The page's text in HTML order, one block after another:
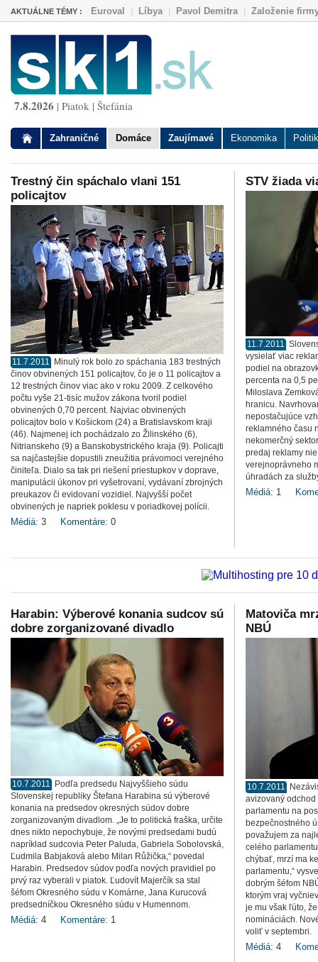
AKTUÁLNE TÉMY : Euroval Líbya| Pavol Demitra| Založenie
7.8.2026 | Piatok | Štefánia
Zahraničné Domáce Zaujímavé Ekonomika
Trestný čin spáchalo vlani 151
policajtov
11.7.2011
Minulý rok bolo zo spáchania 183 trestných
činov obvinených 151 policajtov, čo je o 11 policajtov a
12 trestných činov viac ako v roku 2009. Z celkového
počtu vyše 21-tisíc mužov zákona tvoril podiel
obvinených 0,70 percent. Najviac obvinených
policajtov bolo v Košickom (24) a Bratislavskom kraji
(46). Najmenej ich pochádzalo zo Žilinského (6),
Nitrianskeho (9) a Banskobystrického kraja (9). Policajti
sa najčastejšie dopustili zneužitia právomoci verejného
činiteľa. Dialo sa tak pri riešení priestupkov v doprave,
manipulácii úkonov pri vyšetrovaní, vydávaní zbrojných
preukazov či evidovaní vozidiel. Najvyšší počet
obvinených je napriek poklesu v poriadkovej polícii.
Médiá: 3 Komentáre: 0
STV žiada
11.7.2011
vysielať viac
podiel na
percenta na 0,5
Miloslava
hranicu.
nepostačujúce
reklamného času
nekomerčný
predaj reklamy
verejnoprávneho
úhradách za
Médiá: 1
Harabin: Výberové konania sudcov sú
dobre zorganizované divadlo
10.7.2011
Podľa predsedu Najvyššieho súdu
Slovenskej republiky Štefana Harabina sú výberové
konania na predsedov okresných súdov dobre
zorganizovaným divadlom. „Je to politická fraška, určite
dnes nikto nepochybuje, že novými predsedami budú
napríklad sudcovia Peter Paluda, Gabriela Sobolovská,
Ľudmila Babjaková alebo Milan Růžička,“ povedal
Harabin. Predsedov súdov podľa nových pravidiel po
prvý raz vyberali v piatok. Ľudovít Majerčík sa stal
šéfom Okresného súdu v Komárne, Jana Kurucová
predsedníčkou Okresného súdu v Humennom.
Médiá: 4 Komentáre: 1
Matoviča
NBÚ
10.7.2011
avizovaný
parlamentu na
bezpečnostného
považujem za
celého
chýbať, mrzí ma
parlamentu,“
dobrým šéfom
ktorým vraj
je mu však ľúto,
nomináciách.
voliť v septembri.
Médiá: 4